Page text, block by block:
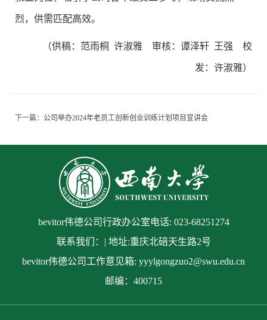
烈，供需匹配高效。
（供稿：范雨桐 许淑雅 审核：谭泽轩 王强 校
发：许淑雅）
下一篇： 公司举办2024年老员工创新创业训练计划项目宣讲会
bevitor伟德公司行政办公室电话: 023-68251274
联系我们：| 地址:重庆北碚天生路2号
bevitor伟德公司工作意见箱: yyylgongzuo2@swu.edu.cn
邮编：400715